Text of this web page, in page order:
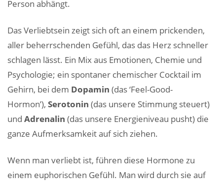
Person abhängt.
Das Verliebtsein zeigt sich oft an einem prickenden,
aller beherrschenden Gefühl, das das Herz schneller
schlagen lässt. Ein Mix aus Emotionen, Chemie und
Psychologie; ein spontaner chemischer Cocktail im
Gehirn, bei dem Dopamin (das ‘Feel-Good-
Hormon’), Serotonin (das unsere Stimmung steuert)
und Adrenalin (das unsere Energieniveau pusht) die
ganze Aufmerksamkeit auf sich ziehen.
Wenn man verliebt ist, führen diese Hormone zu
einem euphorischen Gefühl. Man wird durch sie auf